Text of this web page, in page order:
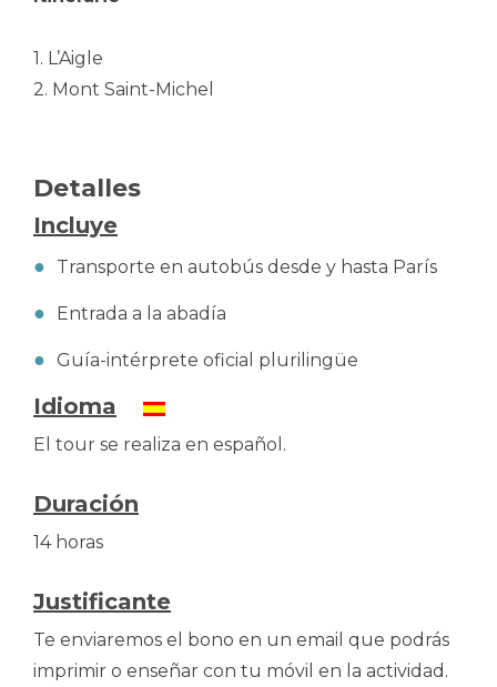
1. L’Aigle
2. Mont Saint-Michel
Detalles
Incluye
Transporte en autobús desde y hasta París
Entrada a la abadía
Guía-intérprete oficial plurilingüe
Idioma
El tour se realiza en español.
Duración
14 horas
Justificante
Te enviaremos el bono en un email que podrás
imprimir o enseñar con tu móvil en la actividad.